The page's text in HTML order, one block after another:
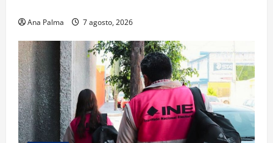
Ana Palma 7 agosto, 2026